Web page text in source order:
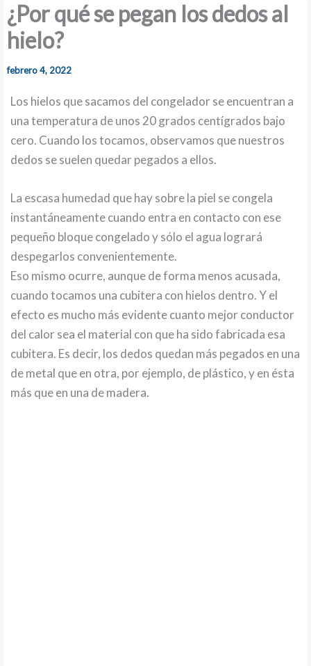
¿Por qué se pegan los dedos al
hielo?
febrero 4, 2022
Los hielos que sacamos del congelador se encuentran a
una temperatura de unos 20 grados centígrados bajo
cero. Cuando los tocamos, observamos que nuestros
dedos se suelen quedar pegados a ellos.
La escasa humedad que hay sobre la piel se congela
instantáneamente cuando entra en contacto con ese
pequeño bloque congelado y sólo el agua logrará
despegarlos convenientemente.
Eso mismo ocurre, aunque de forma menos acusada,
cuando tocamos una cubitera con hielos dentro. Y el
efecto es mucho más evidente cuanto mejor conductor
del calor sea el material con que ha sido fabricada esa
cubitera. Es decir, los dedos quedan más pegados en una
de metal que en otra, por ejemplo, de plástico, y en ésta
más que en una de madera.